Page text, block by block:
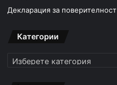
Декларация за поверителност
Категории
Категории